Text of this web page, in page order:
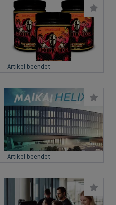
Artikel beendet
Artikel beendet